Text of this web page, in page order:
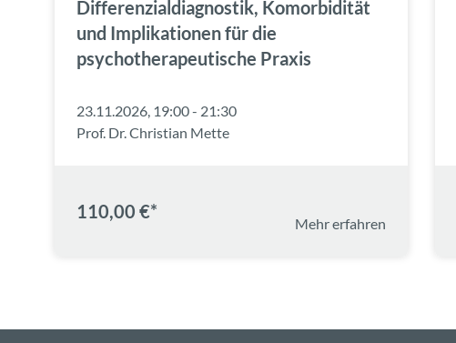
Differenzialdiagnostik, Komorbidität
und Implikationen für die
psychotherapeutische Praxis
23.11.2026, 19:00 - 21:30
Prof. Dr. Christian Mette
110,00 €*
Mehr erfahren